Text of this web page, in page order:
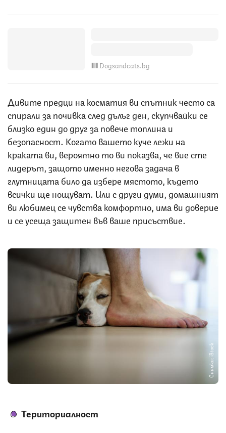
Dogsandcats.bg
Дивите предци на косматия ви спътник често са
спирали за почивка след дълъг ден, скупчвайки се
близко един до друг за повече топлина и
безопасност. Когато вашето куче лежи на
краката ви, вероятно то ви показва, че вие сте
лидерът, защото именно негова задача в
глутницата било да избере мястото, където
всички ще нощуват. Или с други думи, домашният
ви любимец се чувства комфортно, има ви доверие
и се усеща защитен във ваше присъствие.
Снимка: iStock
Териториалност